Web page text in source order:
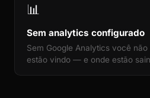
📊
Sem analytics configurado
Sem Google Analytics você
estão vindo — e onde estão